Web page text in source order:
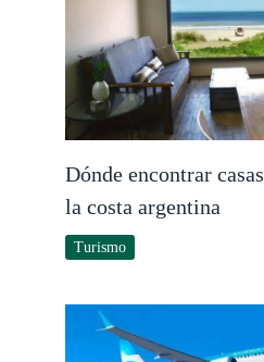
Dónde encontrar
la costa argentina
Turismo